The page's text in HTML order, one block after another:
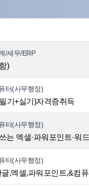
/세무/ERP
)
터(사무행정)
기+실기)자격증취득
터(사무행정)
는 엑셀·파워포인트·워드
터(사무행정)
,엑셀,파워포인트,&컴